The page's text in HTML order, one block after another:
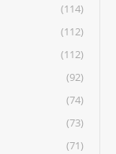
(114)
(112)
(112)
(92)
(74)
(73)
(71)